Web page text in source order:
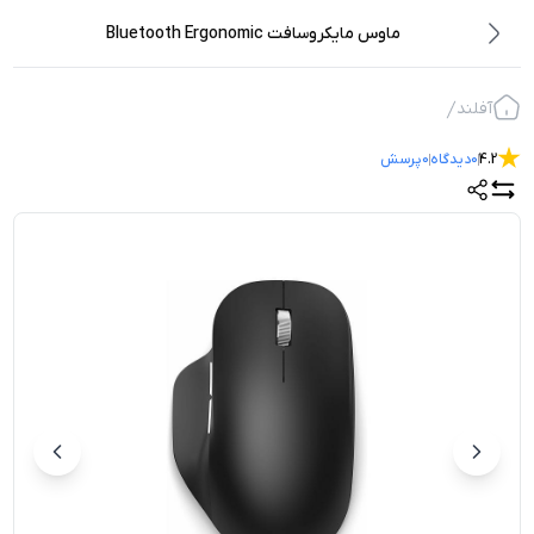
ماوس مایکروسافت Bluetooth Ergonomic
آفلند
4.2
0دیدگاه0پرسش